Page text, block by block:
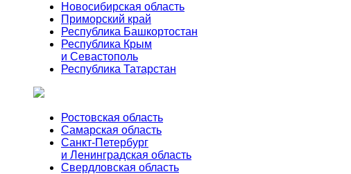
Новосибирская область
Приморский край
Республика Башкортостан
Республика Крым
и Севастополь
Республика Татарстан
Ростовская область
Самарская область
Санкт-Петербург
и Ленинградская область
Свердловская область